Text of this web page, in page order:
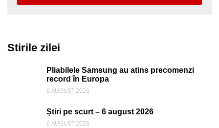
Stirile zilei
Pliabilele Samsung au atins precomenzi
record în Europa
6 AUGUST 2026
Știri pe scurt – 6 august 2026
6 AUGUST 2026